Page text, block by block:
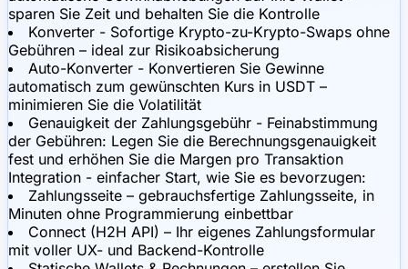
sparen Sie Zeit und behalten Sie die Kontrolle
Konverter - Sofortige Krypto-zu-Krypto-Swaps ohne
Gebühren – ideal zur Risikoabsicherung
Auto-Konverter - Konvertieren Sie Gewinne
automatisch zum gewünschten Kurs in USDT –
minimieren Sie die Volatilität
Genauigkeit der Zahlungsgebühr - Feinabstimmung
der Gebühren: Legen Sie die Berechnungsgenauigkeit
fest und erhöhen Sie die Margen pro Transaktion
Integration - einfacher Start, wie Sie es bevorzugen:
Zahlungsseite – gebrauchsfertige Zahlungsseite, in
Minuten ohne Programmierung einbettbar
Connect (H2H API) – Ihr eigenes Zahlungsformular
mit voller UX- und Backend-Kontrolle